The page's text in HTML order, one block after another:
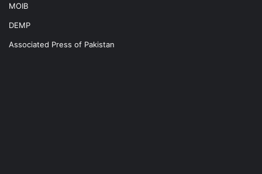
MOIB
DEMP
Associated Press of Pakistan